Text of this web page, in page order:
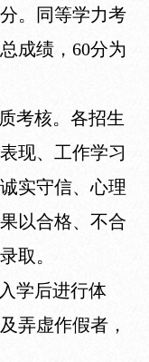
。同等学力考
成绩，60分为
考核。各招生
现、工作学习
实守信、心理
以合格、不合
取。
学后进行体
弄虚作假者，